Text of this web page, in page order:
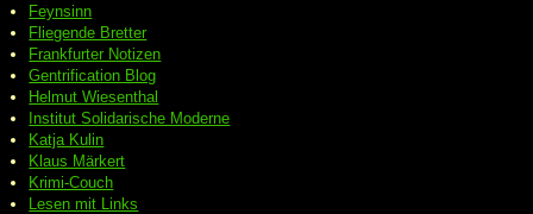
Feynsinn
Fliegende Bretter
Frankfurter Notizen
Gentrification Blog
Helmut Wiesenthal
Institut Solidarische Moderne
Katja Kulin
Klaus Märkert
Krimi-Couch
Lesen mit Links